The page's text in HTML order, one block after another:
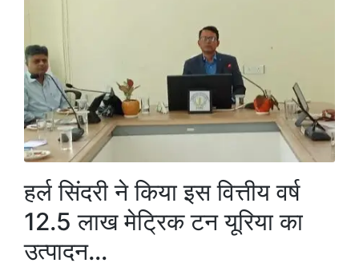
हर्ल सिंदरी ने किया इस वित्तीय वर्ष
12.5 लाख मेट्रिक टन यूरिया का
उत्पादन…